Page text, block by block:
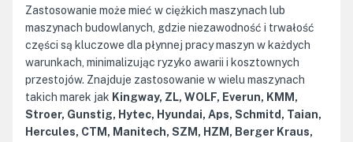
Zastosowanie może mieć w ciężkich maszynach lub
maszynach budowlanych, gdzie niezawodność i trwałość
części są kluczowe dla płynnej pracy maszyn w każdych
warunkach, minimalizując ryzyko awarii i kosztownych
przestojów. Znajduje zastosowanie w wielu maszynach
takich marek jak Kingway, ZL, WOLF, Everun, KMM,
Stroer, Gunstig, Hytec, Hyundai, Aps, Schmitd, Taian,
Hercules, CTM, Manitech, SZM, HZM, Berger Kraus,